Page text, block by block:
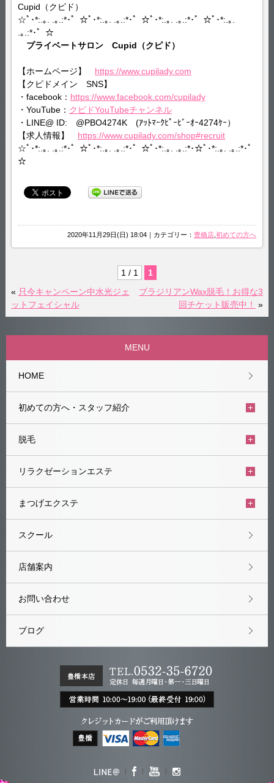
Cupid（クピド）
☆ﾟ･*:.｡. .｡.:*･゜☆ﾟ･*:.｡. .｡.:*･゜☆ﾟ･*:.｡. .｡.:*･゜☆ﾟ･*:.｡.
.｡.:*･゜☆
プライベートサロン Cupid（クピド）
【ホームページ】 https://www.cupilady.com
【クピドメイン SNS】
・facebook： https://www.facebook.com/cupilady
・YouTube： クピドYouTubeチャンネル
・LINE@ ID: @PBO4274K (ｱｯﾄﾏｰｸﾋﾟｰﾋﾞｰｵｰ4274ｹｰ）
【求人情報】 https://www.cupilady.com/shop#recruit
☆ﾟ･*:.｡. .｡.:*･゜☆ﾟ･*:.｡. .｡.:*･゜☆ﾟ･*:.｡. .｡.:*･☆ﾟ･*:.｡. .｡.:*･゜
☆
2020年11月29日(日) 18:04｜カテゴリー： 豊橋店 ,初めての方へ
1 / 1
1
« 只今キャンペーン中水光ジェ
ットフェイシャル
ブラジリアンWax脱毛！お得な3
回チケット販売中！
»
MENU
HOME
初めての方へ・スタッフ紹介
脱毛
リラクゼーションエステ
まつげエクステ
スクール
店舗案内
お問い合わせ
ブログ